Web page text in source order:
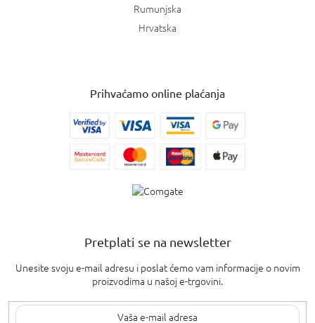
Rumunjska
Hrvatska
Prihvaćamo online plaćanja
Pretplati se na newsletter
Unesite svoju e-mail adresu i poslat ćemo vam informacije o novim
proizvodima u našoj e-trgovini.